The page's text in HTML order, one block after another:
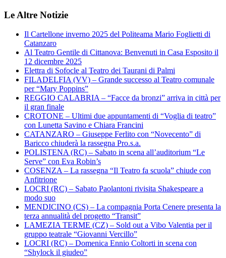
Le Altre Notizie
Il Cartellone inverno 2025 del Politeama Mario Foglietti di
Catanzaro
Al Teatro Gentile di Cittanova: Benvenuti in Casa Esposito il
12 dicembre 2025
Elettra di Sofocle al Teatro dei Taurani di Palmi
FILADELFIA (VV) – Grande successo al Teatro comunale
per “Mary Poppins”
REGGIO CALABRIA – “Facce da bronzi” arriva in città per
il gran finale
CROTONE – Ultimi due appuntamenti di “Voglia di teatro”
con Lunetta Savino e Chiara Francini
CATANZARO – Giuseppe Ferlito con “Novecento” di
Baricco chiuderà la rassegna Pro.s.a.
POLISTENA (RC) – Sabato in scena all’auditorium “Le
Serve” con Eva Robin’s
COSENZA – La rassegna “Il Teatro fa scuola” chiude con
Anfitrione
LOCRI (RC) – Sabato Paolantoni rivisita Shakespeare a
modo suo
MENDICINO (CS) – La compagnia Porta Cenere presenta la
terza annualità del progetto “Transit”
LAMEZIA TERME (CZ) – Sold out a Vibo Valentia per il
gruppo teatrale “Giovanni Vercillo”
LOCRI (RC) – Domenica Ennio Coltorti in scena con
“Shylock il giudeo”